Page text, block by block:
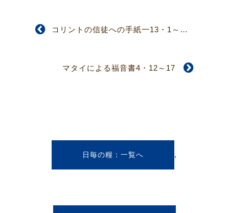
コリントの信徒への手紙一13・1～13
マタイによる福音書4・12～17
日毎の糧 ,